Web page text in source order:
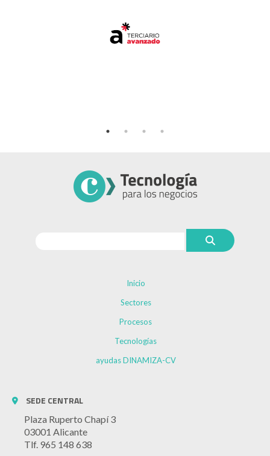
Inicio
Sectores
Procesos
Tecnologías
ayudas DINAMIZA-CV
SEDE CENTRAL
Plaza Ruperto Chapí 3
03001 Alicante
Tlf. 965 148 638